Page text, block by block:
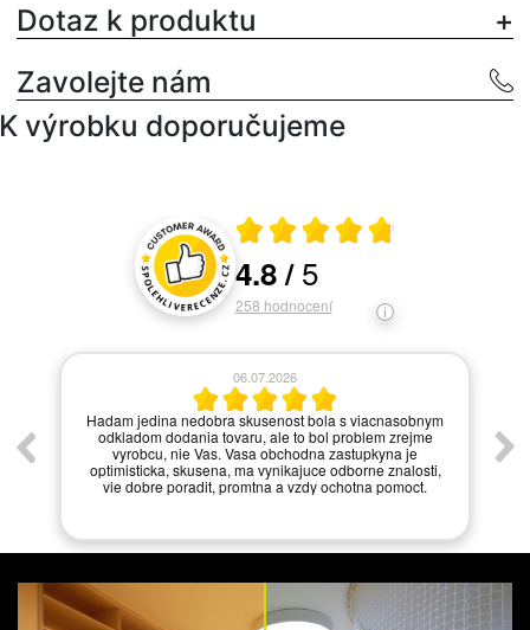
Dotaz k produktu
Zavolejte nám
K výrobku doporučujeme
Hodnocení a recenze zákazníků
Průměrné hodnocení 4.8 z 5
4.8/5
258 hodnocení
06.07.2026
Hadam jedina nedobra skusenost bola s viacnasobnym
odkladom dodania tovaru, ale to bol problem zrejme
vyrobcu, nie Vas. Vasa obchodna zastupkyna je
optimisticka, skusena, ma vynikajuce odborne znalosti,
vie dobre poradit, promtna a vzdy ochotna pomoct.